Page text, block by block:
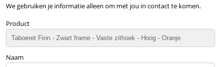
We gebruiken je informatie alleen om met jou in contact te komen.
Product
Naam